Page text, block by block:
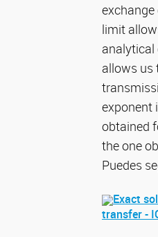
limit
analytical
allows us
exponent
obtained
the one
Puedes
Exact
transfer -